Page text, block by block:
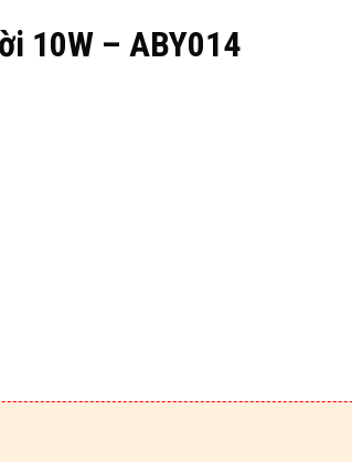
10W – ABY014